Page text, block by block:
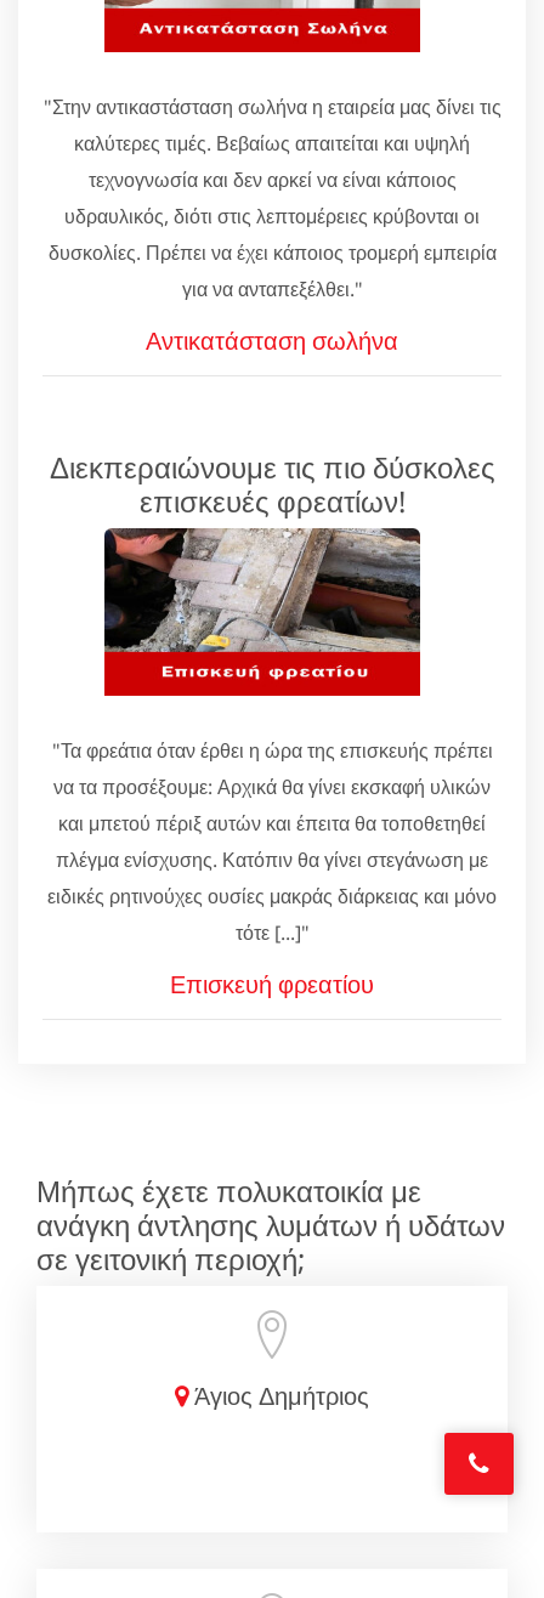
"Στην αντικαστάσταση σωλήνα η εταιρεία μας δίνει τις
καλύτερες τιμές. Βεβαίως απαιτείται και υψηλή
τεχνογνωσία και δεν αρκεί να είναι κάποιος
υδραυλικός, διότι στις λεπτομέρειες κρύβονται οι
δυσκολίες. Πρέπει να έχει κάποιος τρομερή εμπειρία
για να ανταπεξέλθει."
Αντικατάσταση σωλήνα
Διεκπεραιώνουμε τις πιο δύσκολες
επισκευές φρεατίων!
"Τα φρεάτια όταν έρθει η ώρα της επισκευής πρέπει
να τα προσέξουμε: Αρχικά θα γίνει εκσκαφή υλικών
και μπετού πέριξ αυτών και έπειτα θα τοποθετηθεί
πλέγμα ενίσχυσης. Κατόπιν θα γίνει στεγάνωση με
ειδικές ρητινούχες ουσίες μακράς διάρκειας και μόνο
τότε [...]"
Επισκευή φρεατίου
Μήπως έχετε πολυκατοικία με
ανάγκη άντλησης λυμάτων ή υδάτων
σε γειτονική περιοχή;
Άγιος Δημήτριος